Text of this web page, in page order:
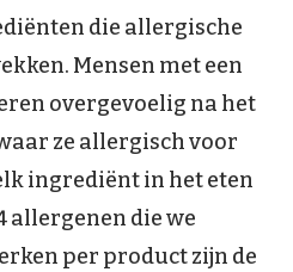
die allergische
Mensen met een
overgevoelig na het
ze allergisch voor
ingrediënt in het eten
allergenen die we
per product zijn de